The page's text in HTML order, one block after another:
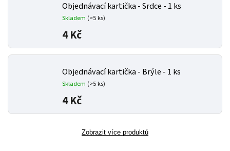
Objednávací kartička - Srdce - 1 ks
Skladem (>5 ks)
4 Kč
Objednávací kartička - Brýle - 1 ks
Skladem (>5 ks)
4 Kč
Zobrazit více produktů